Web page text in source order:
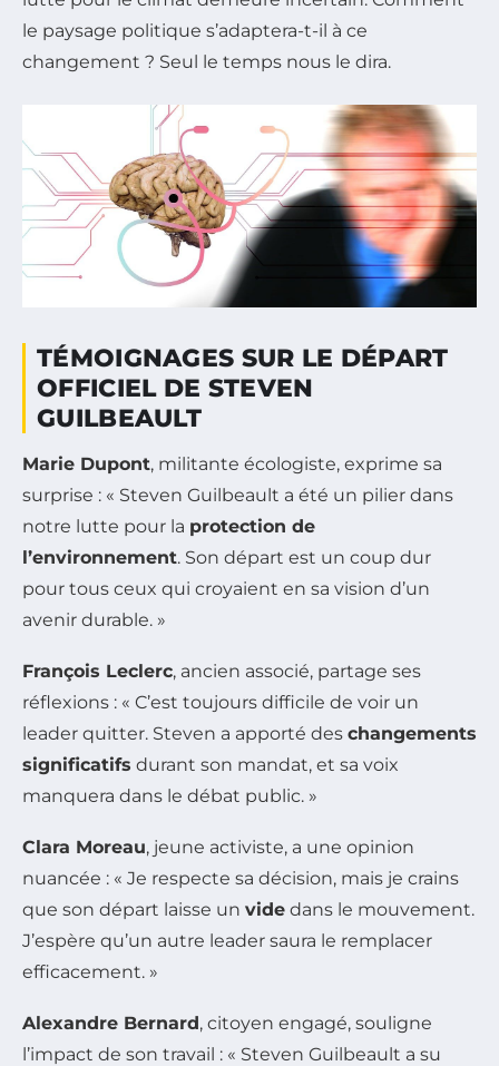
le paysage politique s’adaptera-t-il à ce
changement ? Seul le temps nous le dira.
TÉMOIGNAGES SUR LE DÉPART
OFFICIEL DE STEVEN
GUILBEAULT
Marie Dupont, militante écologiste, exprime sa
surprise : « Steven Guilbeault a été un pilier dans
notre lutte pour la protection de
l’environnement. Son départ est un coup dur
pour tous ceux qui croyaient en sa vision d’un
avenir durable. »
François Leclerc, ancien associé, partage ses
réflexions : « C’est toujours difficile de voir un
leader quitter. Steven a apporté des changements
significatifs durant son mandat, et sa voix
manquera dans le débat public. »
Clara Moreau, jeune activiste, a une opinion
nuancée : « Je respecte sa décision, mais je crains
que son départ laisse un vide dans le mouvement.
J’espère qu’un autre leader saura le remplacer
efficacement. »
Alexandre Bernard, citoyen engagé, souligne
l’impact de son travail : « Steven Guilbeault a su